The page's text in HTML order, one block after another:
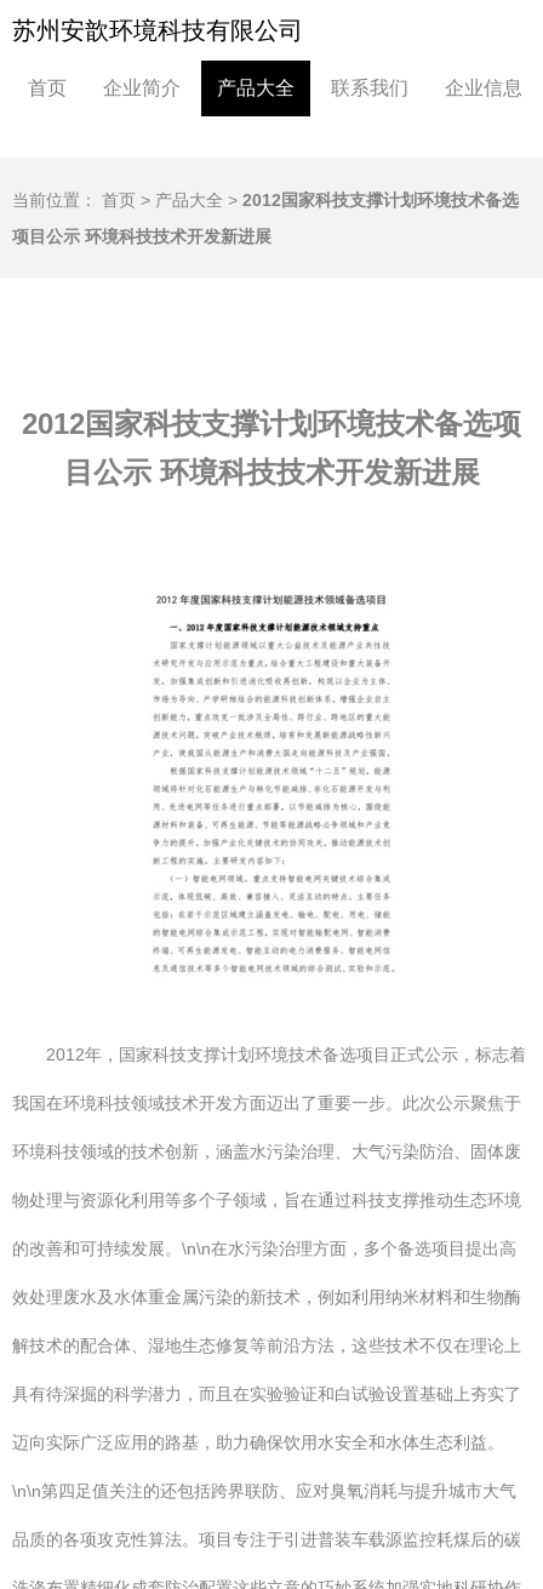
苏州安歆环境科技有限公司
首页 企业简介 产品大全 联系我们 企业信息
当前位置： 首页 > 产品大全 > 2012国家科技支撑计划环境技术备选
项目公示 环境科技技术开发新进展
2012国家科技支撑计划环境技术备选项
目公示 环境科技技术开发新进展
2012年，国家科技支撑计划环境技术备选项目正式公示，标志着
我国在环境科技领域技术开发方面迈出了重要一步。此次公示聚焦于
环境科技领域的技术创新，涵盖水污染治理、大气污染防治、固体废
物处理与资源化利用等多个子领域，旨在通过科技支撑推动生态环境
的改善和可持续发展。\n\n在水污染治理方面，多个备选项目提出高
效处理废水及水体重金属污染的新技术，例如利用纳米材料和生物酶
解技术的配合体、湿地生态修复等前沿方法，这些技术不仅在理论上
具有待深掘的科学潜力，而且在实验验证和白试验设置基础上夯实了
迈向实际广泛应用的路基，助力确保饮用水安全和水体生态利益。
\n\n第四足值关注的还包括跨界联防、应对臭氧消耗与提升城市大气
品质的各项攻克性算法。项目专注于引进普装车载源监控耗煤后的碳